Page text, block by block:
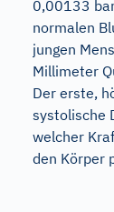
0,00133
normalen
jungen
Millimeter
Der erste,
systolische
welcher
den Körper